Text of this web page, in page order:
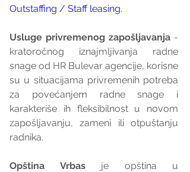
Outstaffing / Staff leasing.
Usluge privremenog zapošljavanja -
kratoročnog iznajmljivanja radne
snage od HR Bulevar agencije, korisne
su u situacijama privremenih potreba
za povećanjem radne snage i
karakteriše ih fleksibilnost u novom
zapošljavanju, zameni ili otpuštanju
radnika.
Opština Vrbas je opština u